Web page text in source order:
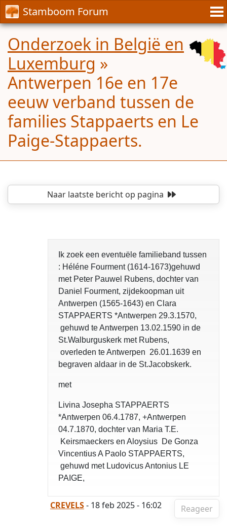
Stamboom Forum
Onderzoek in België en
Luxemburg »
Antwerpen 16e en 17e
eeuw verband tussen de
families Stappaerts en Le
Paige-Stappaerts.
Naar laatste berichtop pagina
Ik zoek een eventuële familieband tussen
: Héléne Fourment (1614-1673)gehuwd
met Peter Pauwel Rubens, dochter van
Daniel Fourment, zijdekoopman uit
Antwerpen (1565-1643) en Clara
STAPPAERTS *Antwerpen 29.3.1570,
gehuwd te Antwerpen 13.02.1590 in de
St.Walburguskerk met Rubens,
overleden te Antwerpen 26.01.1639 en
begraven aldaar in de St.Jacobskerk.
met
Livina Josepha STAPPAERTS
*Antwerpen 06.4.1787, +Antwerpen
04.7.1870, dochter van Maria T.E.
Keirsmaeckers en Aloysius De Gonza
Vincentius A Paolo STAPPAERTS,
gehuwd met Ludovicus Antonius LE
PAIGE,
Reageer
CREVELS- 18 feb 2025 - 16:02